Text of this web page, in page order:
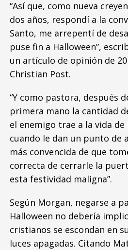
“Así que, como nueva
dos años, respondí a la
Santo, me arrepentí de
puse fin a Halloween”,
un artículo de opinión de
Christian Post.
“Y como pastora, después
primera mano la cantidad
el enemigo trae a la vida de
cuando le dan un punto de
más convencida de que
correcta de cerrarle la
esta festividad maligna”.
Según Morgan, negarse a
Halloween no debería
cristianos se escondan en
luces apagadas. Citando